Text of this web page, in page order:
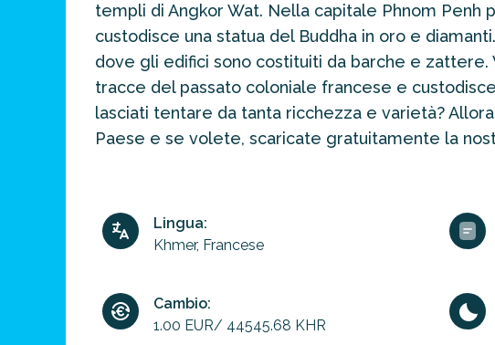
templi di Angkor Wat. Nella capitale Phnom
custodisce una statua del Buddha in oro e
dove gli edifici sono costituiti da barche e zattere.
tracce del passato coloniale francese e
lasciati tentare da tanta ricchezza e varietà?
Paese e se volete, scaricate gratuitamente la
Lingua:
Khmer, Francese
Cambio:
1.00 EUR/ 44545.68 KHR